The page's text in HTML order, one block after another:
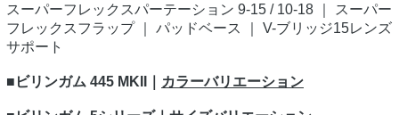
スーパーフレックスパーテーション 9-15 / 10-18 ｜ スーパー
フレックスフラップ ｜ パッドベース ｜ V-ブリッジ15レンズ
サポート
■ビリンガム 445 MKII｜ カラーバリエーション